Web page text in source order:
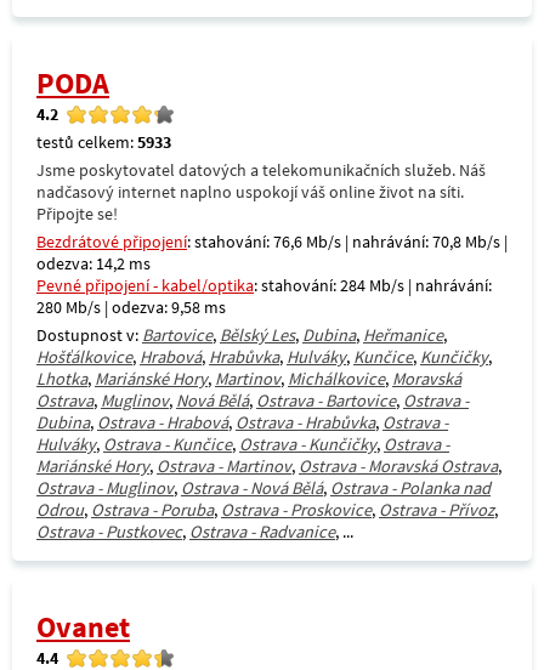
PODA
4.2
testů celkem:5933
Jsme poskytovatel datových a telekomunikačních služeb. Náš
nadčasový internet naplno uspokojí váš online život na síti.
Připojte se!
Bezdrátové připojení: stahování: 76,6 Mb/s | nahrávání: 70,8 Mb/s |
odezva: 14,2 ms
Pevné připojení - kabel/optika: stahování: 284 Mb/s | nahrávání:
280 Mb/s | odezva: 9,58 ms
Dostupnost v: Bartovice, Bělský Les, Dubina, Heřmanice,
Hošťálkovice, Hrabová, Hrabůvka, Hulváky, Kunčice, Kunčičky,
Lhotka, Mariánské Hory, Martinov, Michálkovice, Moravská
Ostrava, Muglinov, Nová Bělá, Ostrava - Bartovice, Ostrava -
Dubina, Ostrava - Hrabová, Ostrava - Hrabůvka, Ostrava -
Hulváky, Ostrava - Kunčice, Ostrava - Kunčičky, Ostrava -
Mariánské Hory, Ostrava - Martinov, Ostrava - Moravská Ostrava,
Ostrava - Muglinov, Ostrava - Nová Bělá, Ostrava - Polanka nad
Odrou, Ostrava - Poruba, Ostrava - Proskovice, Ostrava - Přívoz,
Ostrava - Pustkovec, Ostrava - Radvanice, ...
Ovanet
4.4